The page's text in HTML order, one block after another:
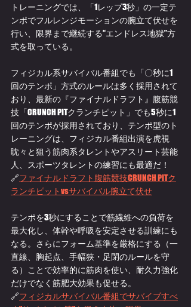
トレーニングでは、「1レップ3秒」の一定テ
ンポでフルレンジモーションの腕立て伏せを
行い、限界まで継続する“エンドレス地獄”方
式を取っている。
フィジカル系サバイバル番組でも「〇秒に1
回のテンポ」方式のルールは多く採用されて
おり、最新の『ファイナルドラフト』腹筋競
技「CRUNCH PITクランチピット」でも5秒に1
回のテンポが採用されており、テンポ型のト
レーニングは、フィジカル番組出演を虎視
眈々と狙う筋肉系タレントやアスリート芸能
人、スポーツタレントの練習にも最適だ！
🔗ファイナルドラフト腹筋競技CRUNCH PITク
ランチピットvsサバイバル腕立て伏せ
テンポを3秒にすることで筋繊維への負荷を
最大化し、体幹や呼吸を安定させる訓練にも
なる。さらにフォーム基準を厳格にする（一
直線、胸起点、手幅狭・足閉のルールを守
る）ことで効率的に筋肉を使い、耐久力強化
だけでなく筋肥大効果も促せる。
🔗フィジカルサバイバル番組でサバイブすべ